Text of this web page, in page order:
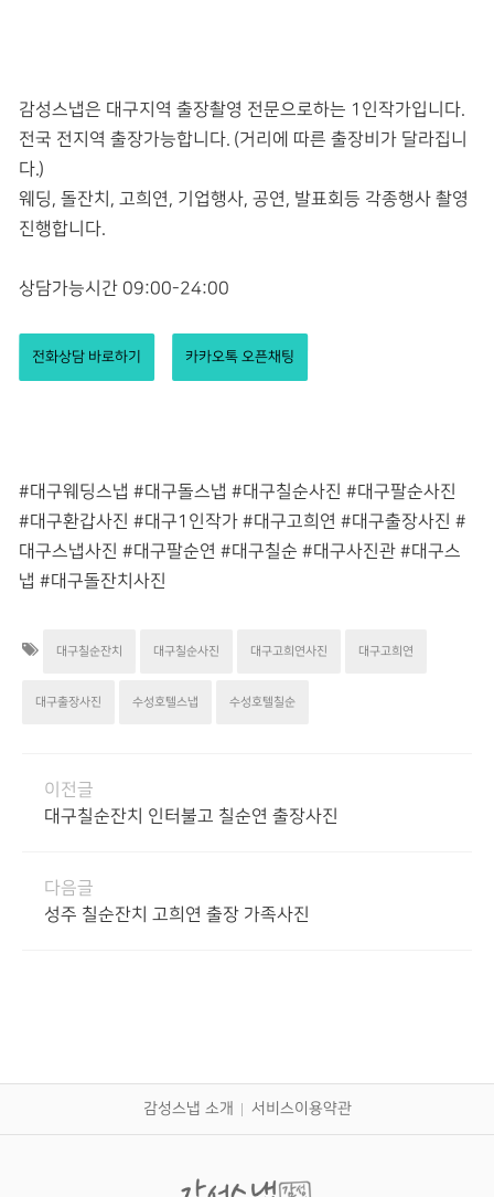
감성스냅은 대구지역 출장촬영 전문으로하는 1인작가입니다.
전국 전지역 출장가능합니다. (거리에 따른 출장비가 달라집니
다.)
웨딩, 돌잔치, 고희연, 기업행사, 공연, 발표회등 각종행사 촬영
진행합니다.
상담가능시간 09:00-24:00
전화상담 바로하기 카카오톡 오픈채팅
#대구웨딩스냅 #대구돌스냅 #대구칠순사진 #대구팔순사진
#대구환갑사진 #대구1인작가 #대구고희연 #대구출장사진 #
대구스냅사진 #대구팔순연 #대구칠순 #대구사진관 #대구스
냅 #대구돌잔치사진
대구칠순잔치 대구칠순사진 대구고희연사진 대구고희연
대구출장사진 수성호텔스냅 수성호텔칠순
이전글
대구칠순잔치 인터불고 칠순연 출장사진
다음글
성주 칠순잔치 고희연 출장 가족사진
감성스냅 소개 서비스이용약관